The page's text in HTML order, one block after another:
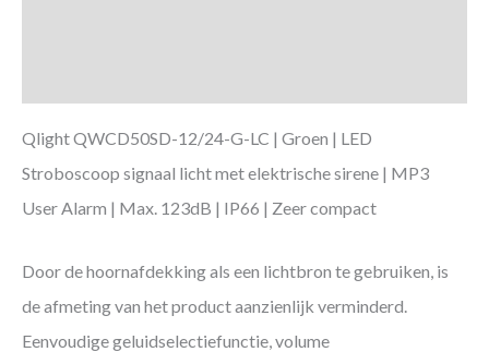
Qlight QWCD50SD-12/24-G-LC | Groen | LED
Stroboscoop signaal licht met elektrische sirene | MP3
User Alarm | Max. 123dB | IP66 | Zeer compact
Door de hoornafdekking als een lichtbron te gebruiken, is
de afmeting van het product aanzienlijk verminderd.
Eenvoudige geluidselectiefunctie, volume